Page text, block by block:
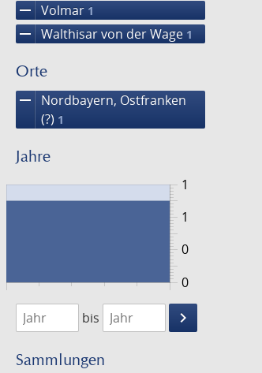
remove Volmar 1
remove Walthisar von der Wage 1
Orte
remove
Nordbayern, Ostfranken
(?) 1
Jahre
0
1
0
1
1474
1475
bis
keyboard_arrow_right
Suche
Sammlungen